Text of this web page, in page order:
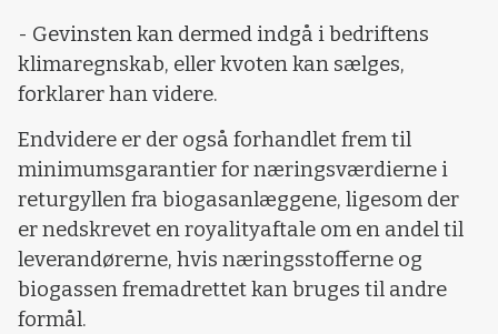
- Gevinsten kan dermed indgå i bedriftens
klimaregnskab, eller kvoten kan sælges,
forklarer han videre.
Endvidere er der også forhandlet frem til
minimumsgarantier for næringsværdierne i
returgyllen fra biogasanlæggene, ligesom der
er nedskrevet en royalityaftale om en andel til
leverandørerne, hvis næringsstofferne og
biogassen fremadrettet kan bruges til andre
formål.